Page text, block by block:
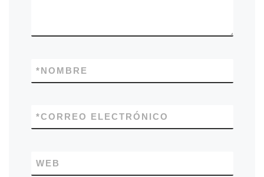
NOMBRE
*
CORREO ELECTRÓNICO
*
WEB